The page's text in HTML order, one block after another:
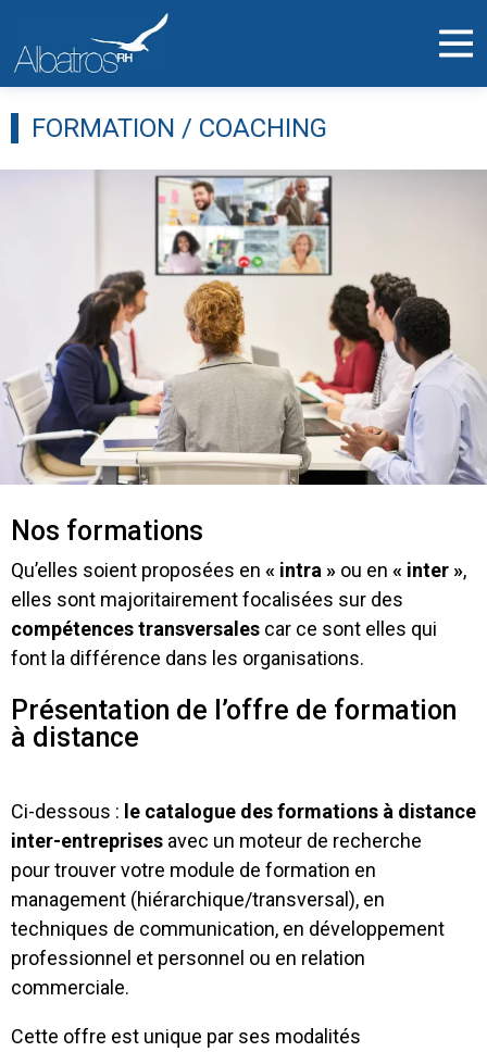
FORMATION / COACHING
Nos formations
Qu’elles soient proposées en « intra » ou en « inter »,
elles sont majoritairement focalisées sur des
compétences transversales car ce sont elles qui
font la différence dans les organisations.
Présentation de l’offre de formation
à distance
Ci-dessous : le catalogue des formations à distance
inter-entreprises avec un moteur de recherche
pour trouver votre module de formation en
management (hiérarchique/transversal), en
techniques de communication, en développement
professionnel et personnel ou en relation
commerciale.
Cette offre est unique par ses modalités